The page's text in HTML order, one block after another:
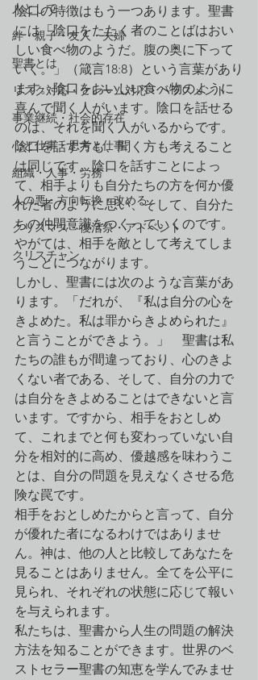
人として
絆・親子・友人・夫婦
聖書とは
リスク対応・クレーム対応・ハラスメント
事業継続・社会的存在
心と仕事・思考と仕事
組織・人事・労務
人の悪・方向転換・改める
クリスマス・復活祭・アドベント
クリスチャン
陰口の特徴はもう一つあります。聖書
には「陰口をたたく者のことばはおい
しい食べ物のようだ。腹の奥に下って
いく。」（箴言18:8）という言葉があり
ます。陰口をおいしい食べ物のように
喜んで聞く人がいます。陰口を話せる
のは、それを聞く人がいるからです。
陰口を話す方も、聞く方も考えること
は同じです。陰口を話すことによっ
て、相手よりも自分たちの方を何か優
れた者のように思い、そして、自分た
ちの仲間意識をつくっていくのです。
やがては、相手を敵として考えてしま
うことにつながります。
しかし、聖書には次のような言葉があ
ります。「だれが、『私は自分の心を
きよめた。私は罪からきよめられた』
と言うことができよう。」　聖書は私
たちの誰もが間違っており、心のきよ
くない者である、そして、自分の力で
は自分をきよめることはできないと言
います。ですから、相手をおとしめ
て、これまでと何も変わっていない自
分を相対的に高め、優越感を味わうこ
とは、自分の問題を見えなくさせる危
険な罠です。
相手をおとしめたからと言って、自分
が優れた者になるわけではありませ
ん。神は、他の人と比較してあなたを
見ることはありません。全てを公平に
見られ、それぞれの状態に応じて報い
を与えられます。
私たちは、聖書から人生の問題の解決
方法を知ることができます。世界のベ
ストセラー聖書の知恵を学んでみませ